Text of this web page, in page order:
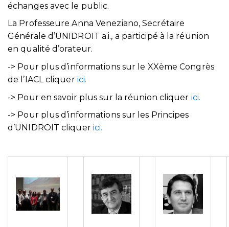
échanges avec le public.
La Professeure Anna Veneziano, Secrétaire
Générale d’UNIDROIT a.i., a participé à la réunion
en qualité d’orateur.
-> Pour plus d’informations sur le XXème Congrès
de l’IACL cliquer ici.
-> Pour en savoir plus sur la réunion cliquer ici.
-> Pour plus d’informations sur les Principes
d’UNIDROIT cliquer ici.